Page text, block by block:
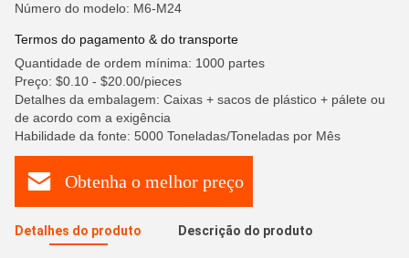
Número do modelo: M6-M24
Termos do pagamento & do transporte
Quantidade de ordem mínima: 1000 partes
Preço: $0.10 - $20.00/pieces
Detalhes da embalagem: Caixas + sacos de plástico + pálete ou
de acordo com a exigência
Habilidade da fonte: 5000 Toneladas/Toneladas por Mês
Obtenha o melhor preço
Detalhes do produto Descrição do produto